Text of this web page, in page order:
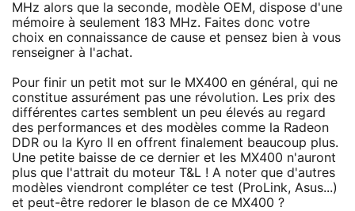
MHz alors que la seconde, modèle OEM, dispose d'une
mémoire à seulement 183 MHz. Faites donc votre
choix en connaissance de cause et pensez bien à vous
renseigner à l'achat.
Pour finir un petit mot sur le MX400 en général, qui ne
constitue assurément pas une révolution. Les prix des
différentes cartes semblent un peu élevés au regard
des performances et des modèles comme la Radeon
DDR ou la Kyro II en offrent finalement beaucoup plus.
Une petite baisse de ce dernier et les MX400 n'auront
plus que l'attrait du moteur T&L ! A noter que d'autres
modèles viendront compléter ce test (ProLink, Asus...)
et peut-être redorer le blason de ce MX400 ?